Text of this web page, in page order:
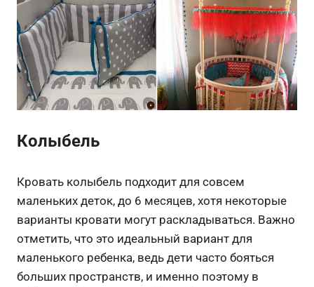
Колыбель
Кровать колыбель подходит для совсем
маленьких деток, до 6 месяцев, хотя некоторые
варианты кровати могут раскладываться. Важно
отметить, что это идеальный вариант для
маленького ребенка, ведь дети часто бояться
больших пространств, и именно поэтому в